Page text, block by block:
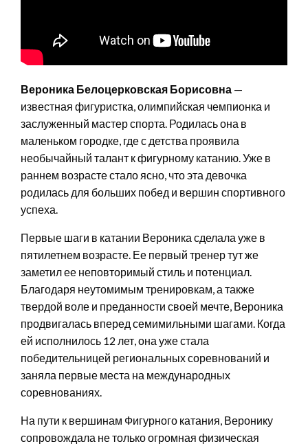
Вероника Белоцерковская Борисовна —
известная фигуристка, олимпийская чемпионка и
заслуженный мастер спорта. Родилась она в
маленьком городке, где с детства проявила
необычайный талант к фигурному катанию. Уже в
раннем возрасте стало ясно, что эта девочка
родилась для больших побед и вершин спортивного
успеха.
Первые шаги в катании Вероника сделала уже в
пятилетнем возрасте. Ее первый тренер тут же
заметил ее неповторимый стиль и потенциал.
Благодаря неутомимым тренировкам, а также
твердой воле и преданности своей мечте, Вероника
продвигалась вперед семимильными шагами. Когда
ей исполнилось 12 лет, она уже стала
победительницей региональных соревнований и
заняла первые места на международных
соревнованиях.
На пути к вершинам Фигурного катания, Веронику
сопровождала не только огромная физическая